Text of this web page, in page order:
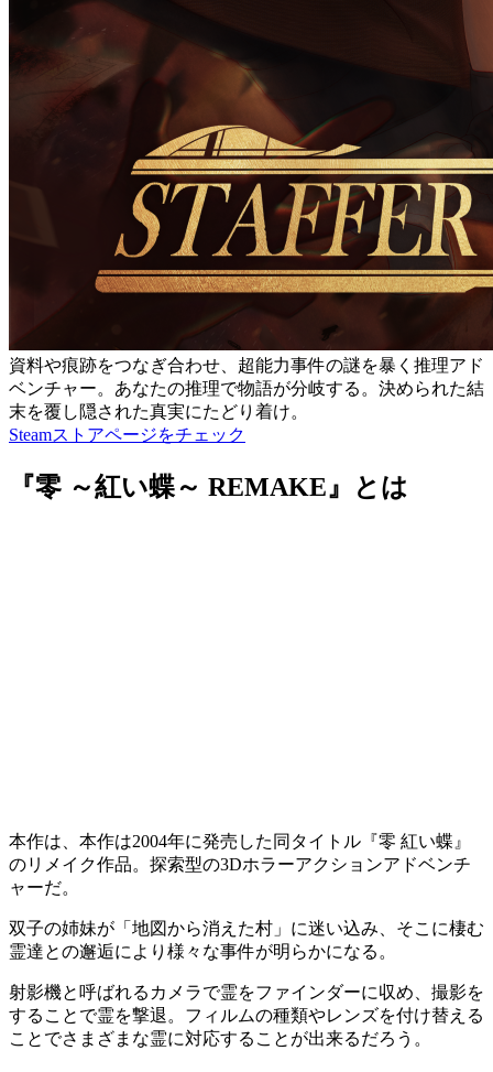
資料や痕跡をつなぎ合わせ、超能力事件の謎を暴く推理アド
ベンチャー。あなたの推理で物語が分岐する。決められた結
末を覆し隠された真実にたどり着け。
Steamストアページをチェック
『零 ～紅い蝶～ REMAKE』とは
本作は、本作は2004年に発売した同タイトル『零 紅い蝶』
のリメイク作品。探索型の3Dホラーアクションアドベンチ
ャーだ。
双子の姉妹が 「地図から消えた村」 に迷い込み、そこに棲む
霊達との邂逅により様々な事件が明らかになる。
射影機と呼ばれるカメラで霊をファインダーに収め、撮影を
することで霊を撃退 。フィルムの種類やレンズを付け替える
ことでさまざまな霊に対応することが出来るだろう。